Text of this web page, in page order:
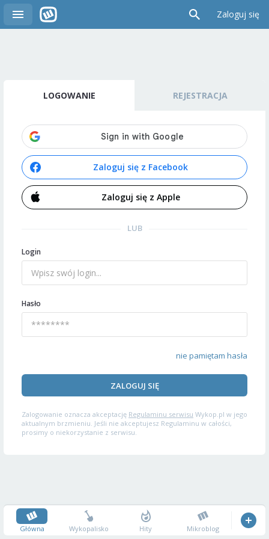
Zaloguj się
LOGOWANIE REJESTRACJA
Zaloguj się z Facebook
Zaloguj się z Apple
LUB
Login
Hasło
nie pamiętam hasła
ZALOGUJ SIĘ
Zalogowanie oznacza akceptację Regulaminu serwisu Wykop.pl w jego
aktualnym brzmieniu. Jeśli nie akceptujesz Regulaminu w całości,
prosimy o niekorzystanie z serwisu.
Główna Wykopalisko Hity Mikroblog